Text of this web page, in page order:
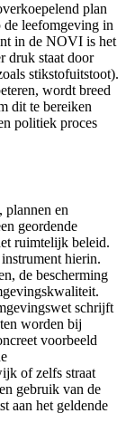
plan
leefomgeving in
in de NOVI is het
druk staat door
stikstofuitstoot).
wordt breed
dit te bereiken
politiek proces
plannen en
geordende
ruimtelijk beleid.
hierin.
de bescherming
schrijft
worden bij
voorbeeld
of zelfs straat
gebruik van de
aan het geldende